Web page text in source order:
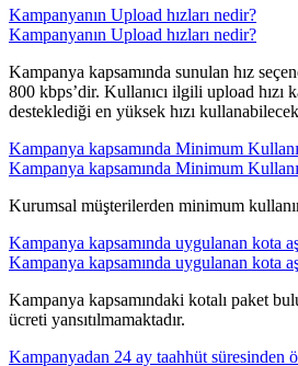
Kampanyanın Upload hızları nedir?
Kampanyanın Upload hızları nedir?
​Kampanya kapsamında sunulan hız
800 kbps’dir. Kullanıcı ilgili upload hızı
desteklediği en yüksek hızı
Kampanya kapsamında Minimum
Kampanya kapsamında Minimum
​Kurumsal müşterilerden minimum
Kampanya kapsamında uygulanan kota
Kampanya kapsamında uygulanan kota
​Kampanya kapsamındaki kotalı paket
ücreti yansıtılmamaktadır.
Kampanyadan 24 ay taahhüt süresinden